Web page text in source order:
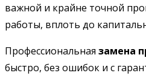
важной и крайне точной
работы, вплоть до
Профессиональная замена
быстро, без ошибок и с